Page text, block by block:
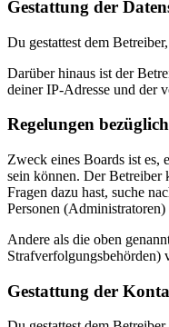
Gestattung der
Du gestattest dem
Darüber hinaus ist der
deiner IP-Adresse und der
Regelungen
Zweck eines Boards ist es,
sein können. Der Betreiber
Fragen dazu hast, suche
Personen
Andere als die oben
Strafverfolgungsbehörden)
Gestattung der